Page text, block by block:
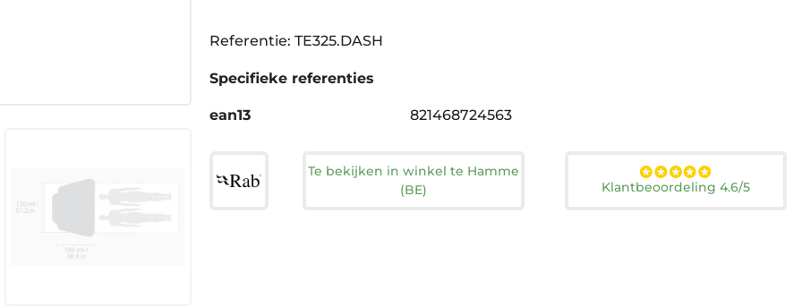
Referentie: TE325.DASH
Specifieke referenties
ean13 821468724563
Te bekijken in winkel te Hamme
(BE)
Klantbeoordeling 4.6/5